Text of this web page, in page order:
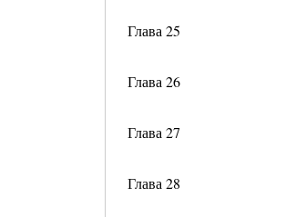
Глава 25
Глава 26
Глава 27
Глава 28